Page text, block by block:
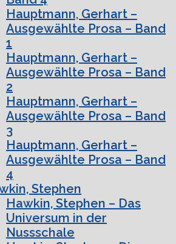
Hauptmann, Gerhart –
Ausgewählte Prosa – Band
1
Hauptmann, Gerhart –
Ausgewählte Prosa – Band
2
Hauptmann, Gerhart –
Ausgewählte Prosa – Band
3
Hauptmann, Gerhart –
Ausgewählte Prosa – Band
4
Stephen
Hawkin, Stephen – Das
Universum in der
Nussschale